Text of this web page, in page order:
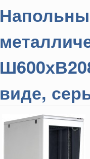
виде,